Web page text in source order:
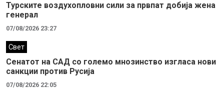
Турските воздухопловни сили за првпат добија жена
генерал
07/08/2026 23:27
Свет
Сенатот на САД со големо мнозинство изгласа нови
санкции против Русија
07/08/2026 22:05